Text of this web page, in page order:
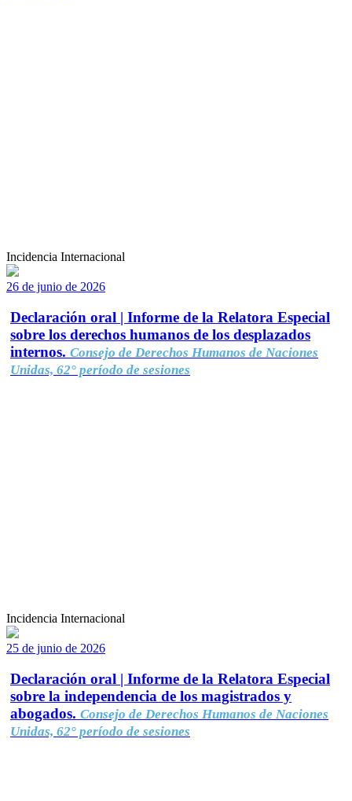
Incidencia Internacional
26 de junio de 2026
Declaración oral | Informe de la Relatora Especial
sobre los derechos humanos de los desplazados
internos. Consejo de Derechos Humanos de Naciones
Unidas, 62° período de sesiones
Incidencia Internacional
25 de junio de 2026
Declaración oral | Informe de la Relatora Especial
sobre la independencia de los magistrados y
abogados. Consejo de Derechos Humanos de Naciones
Unidas, 62° período de sesiones